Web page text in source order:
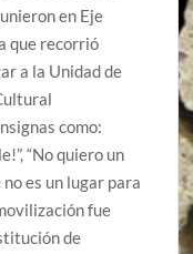
en Eje
que recorrió
a la Unidad de
como:
“No quiero un
es un lugar para
fue
de